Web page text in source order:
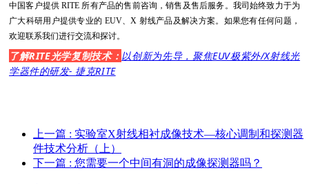
中国客户提供 RITE 所有产品的售前咨询，销售及售后服务。我司始终致力于为
广大科研用户提供专业的 EUV、X 射线产品及解决方案。如果您有任何问题，
欢迎联系我们进行交流和探讨。
了解RITE光学复制技术： 以创新为先导，聚焦EUV极紫外/X射线光
学器件的研发- 捷克RITE
上一篇 : 实验室X射线相衬成像技术—核心调制和探测器
件技术分析（上）
下一篇 : 您需要一个中间有洞的成像探测器吗？